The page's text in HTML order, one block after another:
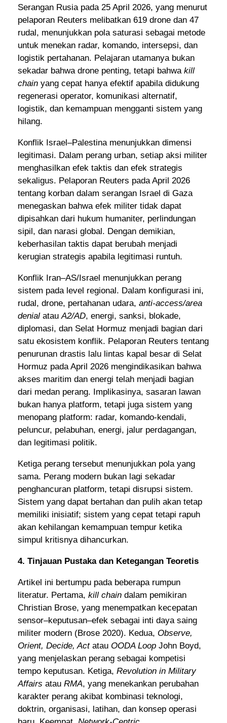
Serangan Rusia pada 25 April 2026, yang menurut
pelaporan Reuters melibatkan 619 drone dan 47
rudal, menunjukkan pola saturasi sebagai metode
untuk menekan radar, komando, intersepsi, dan
logistik pertahanan. Pelajaran utamanya bukan
sekadar bahwa drone penting, tetapi bahwakill
chain yang cepat hanya efektif apabila didukung
regenerasi operator, komunikasi alternatif,
logistik, dan kemampuan mengganti sistem yang
hilang.
Konflik Israel–Palestina menunjukkan dimensi
legitimasi. Dalam perang urban, setiap aksi militer
menghasilkan efek taktis dan efek strategis
sekaligus. Pelaporan Reuters pada April 2026
tentang korban dalam serangan Israel di Gaza
menegaskan bahwa efek militer tidak dapat
dipisahkan dari hukum humaniter, perlindungan
sipil, dan narasi global. Dengan demikian,
keberhasilan taktis dapat berubah menjadi
kerugian strategis apabila legitimasi runtuh.
Konflik Iran–AS/Israel menunjukkan perang
sistem pada level regional. Dalam konfigurasi ini,
rudal, drone, pertahanan udara,anti-access/area
denial atauA2/AD, energi, sanksi, blokade,
diplomasi, dan Selat Hormuz menjadi bagian dari
satu ekosistem konflik. Pelaporan Reuters tentang
penurunan drastis lalu lintas kapal besar di Selat
Hormuz pada April 2026 mengindikasikan bahwa
akses maritim dan energi telah menjadi bagian
dari medan perang. Implikasinya, sasaran lawan
bukan hanya platform, tetapi juga sistem yang
menopang platform: radar, komando-kendali,
peluncur, pelabuhan, energi, jalur perdagangan,
dan legitimasi politik.
Ketiga perang tersebut menunjukkan pola yang
sama. Perang modern bukan lagi sekadar
penghancuran platform, tetapi disrupsi sistem.
Sistem yang dapat bertahan dan pulih akan tetap
memiliki inisiatif; sistem yang cepat tetapi rapuh
akan kehilangan kemampuan tempur ketika
simpul kritisnya dihancurkan.
4. Tinjauan Pustaka dan Ketegangan Teoretis
Artikel ini bertumpu pada beberapa rumpun
literatur. Pertama,kill chain dalam pemikiran
Christian Brose, yang menempatkan kecepatan
sensor–keputusan–efek sebagai inti daya saing
militer modern (Brose 2020). Kedua, Observe,
Orient, Decide, Actatau OODA Loop John Boyd,
yang menjelaskan perang sebagai kompetisi
tempo keputusan. Ketiga,Revolution in Military
Affairs atauRMA, yang menekankan perubahan
karakter perang akibat kombinasi teknologi,
doktrin, organisasi, latihan, dan konsep operasi